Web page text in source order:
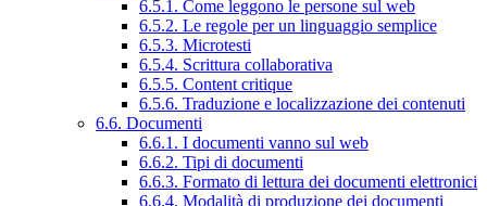
6.5.1. Come leggono le persone sul web
6.5.2. Le regole per un linguaggio semplice
6.5.3. Microtesti
6.5.4. Scrittura collaborativa
6.5.5. Content critique
6.5.6. Traduzione e localizzazione dei contenuti
6.6. Documenti
6.6.1. I documenti vanno sul web
6.6.2. Tipi di documenti
6.6.3. Formato di lettura dei documenti elettronici
6.6.4. Modalità di produzione dei documenti